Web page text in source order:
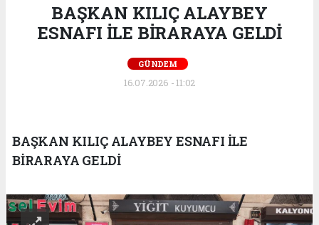
BAŞKAN KILIÇ ALAYBEY
ESNAFI İLE BİRARAYA GELDİ
GÜNDEM
16.07.2026 - 11:02
BAŞKAN KILIÇ ALAYBEY ESNAFI İLE
BİRARAYA GELDİ